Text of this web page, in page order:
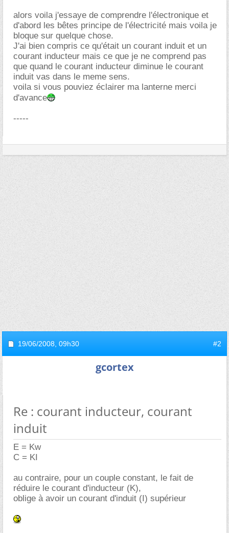
alors voila j'essaye de comprendre l'électronique et
d'abord les bêtes principe de l'électricité mais voila je
bloque sur quelque chose.
J'ai bien compris ce qu'était un courant induit et un
courant inducteur mais ce que je ne comprend pas
que quand le courant inducteur diminue le courant
induit vas dans le meme sens.
voila si vous pouviez éclairer ma lanterne merci
d'avance
-----
19/06/2008, 09h30 #2
gcortex
Re : courant inducteur, courant
induit
E = Kw
C = KI
au contraire, pour un couple constant, le fait de
réduire le courant d'inducteur (K),
oblige à avoir un courant d'induit (I) supérieur